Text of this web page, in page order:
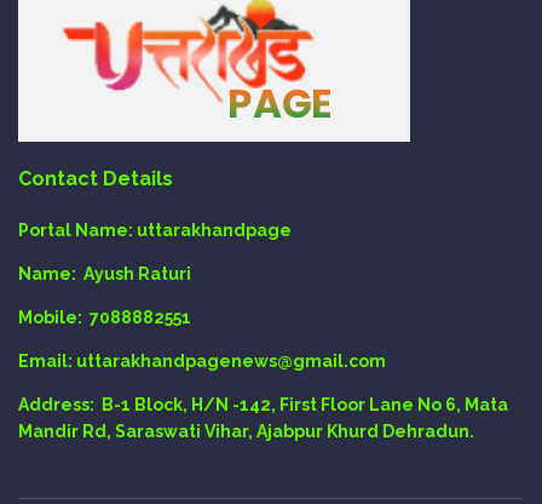
Contact Details
Portal Name: uttarakhandpage
Name: Ayush Raturi
Mobile: 7088882551
Email: uttarakhandpagenews@gmail.com
Address:
B-1 Block, H/N -142, First Floor Lane No 6, Mata
Mandir Rd, Saraswati Vihar, Ajabpur Khurd Dehradun.